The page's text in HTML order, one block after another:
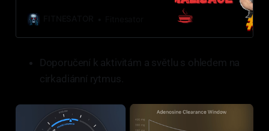
tedy, kdy, jak a proč kávu užívat.
Doporučení k aktivitám a světlu s ohledem na
cirkadiánní rytmus.